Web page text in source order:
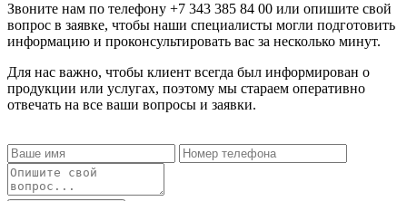
Звоните нам по телефону +7 343 385 84 00 или опишите свой
вопрос в заявке, чтобы наши специалисты могли подготовить
информацию и проконсультировать вас за несколько минут.
Для нас важно, чтобы клиент всегда был информирован о
продукции или услугах, поэтому мы стараем оперативно
отвечать на все ваши вопросы и заявки.